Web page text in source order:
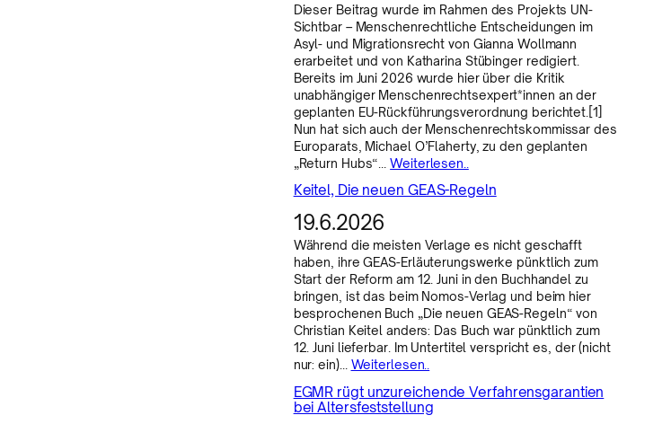
Dieser Beitrag wurde im Rahmen des Projekts UN-
Sichtbar – Menschenrechtliche Entscheidungen im
Asyl- und Migrationsrecht von Gianna Wollmann
erarbeitet und von Katharina Stübinger redigiert.
Bereits im Juni 2026 wurde hier über die Kritik
unabhängiger Menschenrechtsexpert*innen an der
geplanten EU-Rückführungsverordnung berichtet.[1]
Nun hat sich auch der Menschenrechtskommissar des
Europarats, Michael O’Flaherty, zu den geplanten
„Return Hubs“…Weiterlesen..
Keitel, Die neuen GEAS-Regeln
19.6.2026
Während die meisten Verlage es nicht geschafft
haben, ihre GEAS-Erläuterungswerke pünktlich zum
Start der Reform am 12. Juni in den Buchhandel zu
bringen, ist das beim Nomos-Verlag und beim hier
besprochenen Buch „Die neuen GEAS-Regeln“ von
Christian Keitel anders: Das Buch war pünktlich zum
12. Juni lieferbar. Im Untertitel verspricht es, der (nicht
nur: ein)… Weiterlesen..
EGMR rügt unzureichende Verfahrensgarantien
bei Altersfeststellung